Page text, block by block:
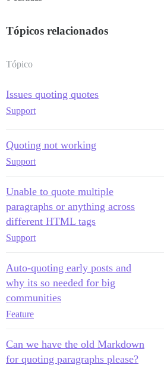
Tópicos relacionados
Tópico
Issues quoting quotes
Support
Quoting not working
Support
Unable to quote multiple
paragraphs or anything across
different HTML tags
Support
Auto-quoting early posts and
why its so needed for big
communities
Feature
Can we have the old Markdown
for quoting paragraphs please?